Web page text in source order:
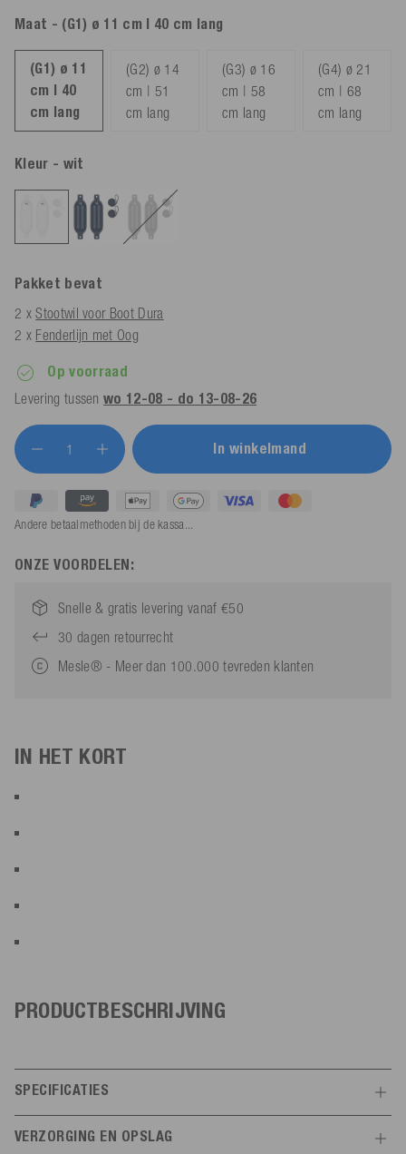
Maat - (G1) ø 11 cm | 40 cm lang
(G1) ø 11
cm | 40
cm lang
(G2) ø 14
cm | 51
cm lang
(G3) ø 16
cm | 58
cm lang
(G4) ø 21
cm | 68
cm lang
Kleur - wit
Pakket bevat
2 xStootwil voor Boot Dura
2 x Fenderlijn met Oog
Op voorraad
Levering tussenwo 12-08 - do 13-08-26
In winkelmand
Andere betaalmethoden bij de kassa...
ONZE VOORDELEN:
Snelle & gratis levering vanaf €50
30 dagen retourrecht
Mesle® - Meer dan 100.000 tevreden klanten
IN HET KORT
PRODUCTBESCHRIJVING
SPECIFICATIES
VERZORGING EN OPSLAG